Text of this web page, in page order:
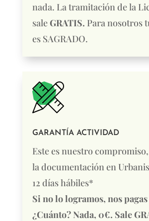
nada. La tramitación de la
saleGRATIS. Para nosotros
es SAGRADO.
GARANTÍA ACTIVIDAD
Este es nuestro
la documentación en
12 días hábiles*
Si no lo logramos, nos
¿Cuánto? Nada, 0€. Sale